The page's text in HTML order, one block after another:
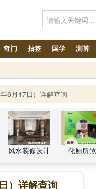
奇门 抽签 国学 测算
6月17日）详解查询
风水装修设计 化厕所煞
）详解查询